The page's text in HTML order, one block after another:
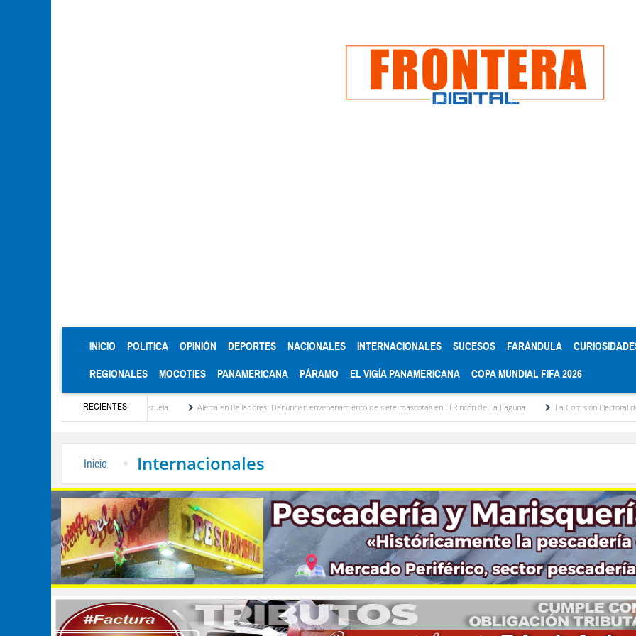
INICIO (CURRENT)
POLITICA OPINIÓN DEPORTES NACIONALES INTERNACIONALES SUCESOS FARÁNDULA
REGIONALES MOCOTIES PANAMERICANA PÁRAMO EL VIGÍA PANAMERICANA COPA MUNDIAL FIFA 2026
RECIENTES
de Venezuela Alerta en Bailadores: Denuncian envenenamiento de siete mascotas en El Rincón de La Laguna La Comisión Electoral del Colegio de
Inicio Internacionales